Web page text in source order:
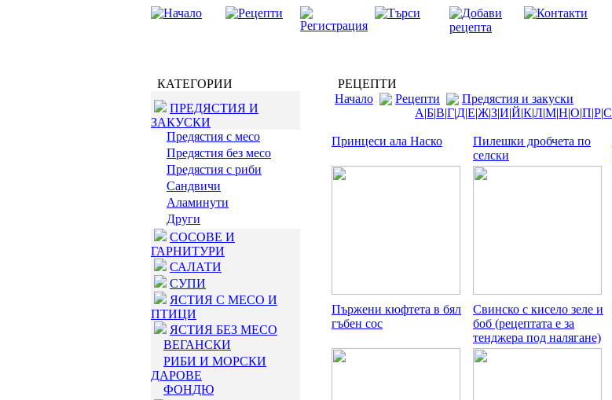
КАТЕГОРИИ
ПРЕДЯСТИЯ И
ЗАКУСКИ
Предястия с месо
Предястия без месо
Предястия с риби
Сандвичи
Аламинути
Други
СОСОВЕ И
ГАРНИТУРИ
САЛАТИ
СУПИ
ЯСТИЯ С МЕСО И
ПТИЦИ
ЯСТИЯ БЕЗ МЕСО
ВЕГАНСКИ
РИБИ И МОРСКИ
ДАРОВЕ
ФОНДЮ
РЕЦЕПТИ
Начало
Рецепти Предястия и закуски
А|Б|В|Г|Д|Е|Ж|З|И|Й|К|Л|М|Н|О|П|Р|С
Принцеси ала Наско
Пилешки дробчета по
селски
Пържени кюфтета в бял
гъбен сос
Свинско с кисело зеле и
боб (рецептата е за
тенджера под налягане)